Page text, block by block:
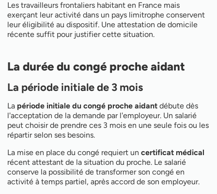
Les travailleurs frontaliers habitant en France mais
exerçant leur activité dans un pays limitrophe conservent
leur éligibilité au dispositif. Une attestation de domicile
récente suffit pour justifier cette situation.
La durée du congé proche aidant
La période initiale de 3 mois
La période initiale du congé proche aidant débute dès
l'acceptation de la demande par l'employeur. Un salarié
peut choisir de prendre ces 3 mois en une seule fois ou les
répartir selon ses besoins.
La mise en place du congé requiert un certificat médical
récent attestant de la situation du proche. Le salarié
conserve la possibilité de transformer son congé en
activité à temps partiel, après accord de son employeur.